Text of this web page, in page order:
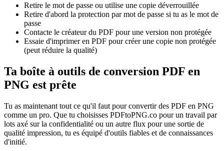
Retire le mot de passe ou utilise une copie déverrouillée
Retire d'abord la protection par mot de passe si tu as le mot de
passe
Contacte le créateur du PDF pour une version non protégée
Essaie d'imprimer en PDF pour créer une copie non protégée
(peut réduire la qualité)
Ta boîte à outils de conversion PDF en
PNG est prête
Tu as maintenant tout ce qu'il faut pour convertir des PDF en PNG
comme un pro. Que tu choisisses PDFtoPNG.co pour un travail par
lots axé sur la confidentialité ou un autre flux pour une sortie de
qualité impression, tu es équipé d'outils fiables et de connaissances
d'initié.